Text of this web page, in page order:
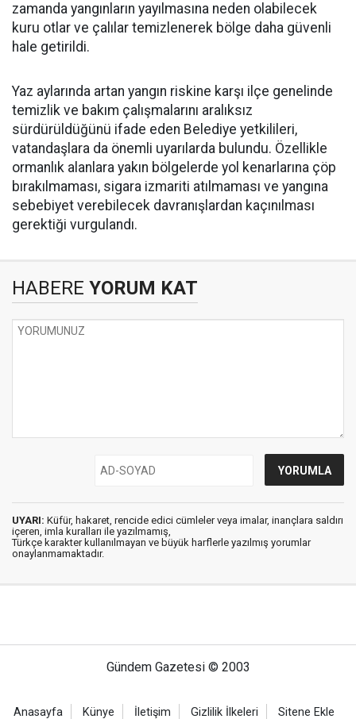
zamanda yangınların yayılmasına neden olabilecek
kuru otlar ve çalılar temizlenerek bölge daha güvenli
hale getirildi.
Yaz aylarında artan yangın riskine karşı ilçe genelinde
temizlik ve bakım çalışmalarını aralıksız
sürdürüldüğünü ifade eden Belediye yetkilileri,
vatandaşlara da önemli uyarılarda bulundu. Özellikle
ormanlık alanlara yakın bölgelerde yol kenarlarına çöp
bırakılmaması, sigara izmariti atılmaması ve yangına
sebebiyet verebilecek davranışlardan kaçınılması
gerektiği vurgulandı.
HABERE YORUM KAT
UYARI: Küfür, hakaret, rencide edici cümleler veya imalar, inançlara saldırı
içeren, imla kuralları ile yazılmamış,
Türkçe karakter kullanılmayan ve büyük harflerle yazılmış yorumlar
onaylanmamaktadır.
Gündem Gazetesi © 2003
Anasayfa Künye İletişim Gizlilik İlkeleri Sitene Ekle